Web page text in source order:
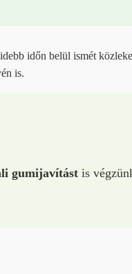
időn belül ismét
is.
gumijavítást is